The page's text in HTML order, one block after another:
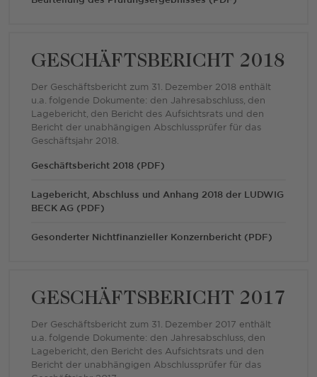
GESCHÄFTSBERICHT 2018
Der Geschäftsbericht zum 31. Dezember 2018 enthält
u.a. folgende Dokumente: den Jahresabschluss, den
Lagebericht, den Bericht des Aufsichtsrats und den
Bericht der unabhängigen Abschlussprüfer für das
Geschäftsjahr 2018.
Geschäftsbericht 2018 (PDF)
Lagebericht, Abschluss und Anhang 2018 der LUDWIG
BECK AG (PDF)
Gesonderter Nichtfinanzieller Konzernbericht (PDF)
GESCHÄFTSBERICHT 2017
Der Geschäftsbericht zum 31. Dezember 2017 enthält
u.a. folgende Dokumente: den Jahresabschluss, den
Lagebericht, den Bericht des Aufsichtsrats und den
Bericht der unabhängigen Abschlussprüfer für das